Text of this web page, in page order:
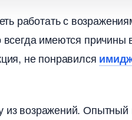
работать с
имеются причины
не понравился
из возражений.